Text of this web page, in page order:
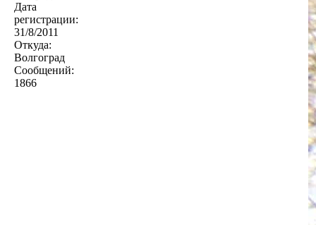
Дата
регистрации:
31/8/2011
Откуда:
Волгоград
Сообщений:
1866